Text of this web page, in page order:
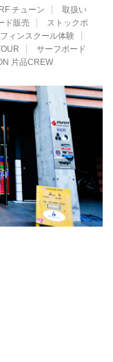
チューン
取扱い
ド販売
ストックボ
ィンスクール体験
サーフボード
片品CREW